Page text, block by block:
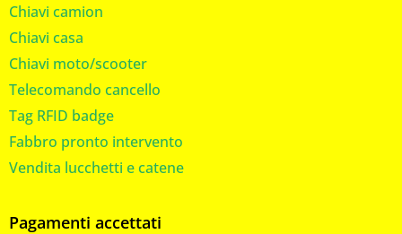
Chiavi camion
Chiavi casa
Chiavi moto/scooter
Telecomando cancello
Tag RFID badge
Fabbro pronto intervento
Vendita lucchetti e catene
Pagamenti accettati